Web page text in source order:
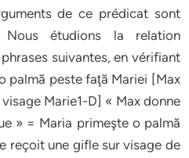
de ce prédicat sont
Nous étudions la relation
suivantes, en vérifiant
palmă peste faţă Mariei [Max
Marie1-D] « Max donne
» = Maria primeşte o palmă
reçoit une gifle sur visage de